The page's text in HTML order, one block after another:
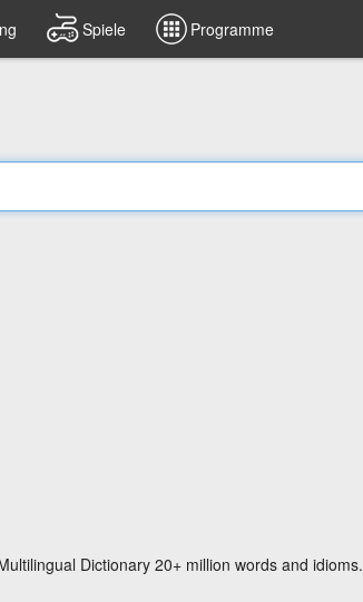
Spiele Programme
Dictionary 20+ million words and idioms.